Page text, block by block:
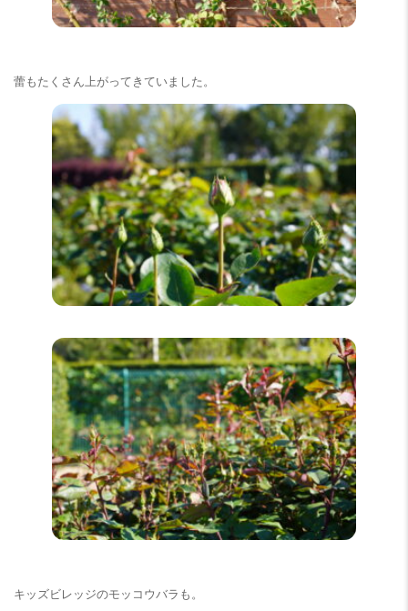
蕾もたくさん上がってきていました。
キッズビレッジのモッコウバラも。